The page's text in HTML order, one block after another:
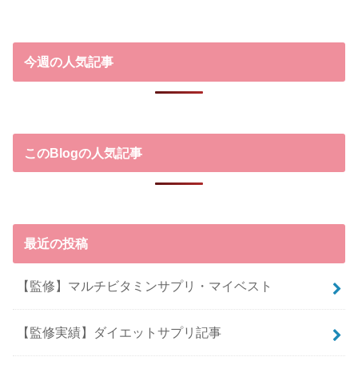
今週の人気記事
このBlogの人気記事
最近の投稿
【監修】マルチビタミンサプリ・マイベスト
【監修実績】ダイエットサプリ記事